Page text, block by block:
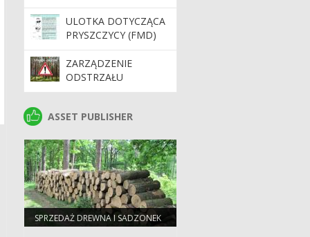
ULOTKA DOTYCZĄCA
PRYSZCZYCY (FMD)
ZARZĄDZENIE
ODSTRZAŁU
SANITARNEGO
ASSET PUBLISHER
ASSET PUBLISHER
SPRZEDAŻ DREWNA I SADZONEK